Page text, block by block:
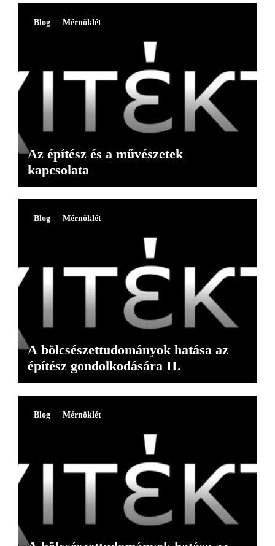
Blog Mérnöklét
Az építész és a művészetek
kapcsolata
Blog Mérnöklét
A bölcsészettudományok hatása az
építész gondolkodására II.
Blog Mérnöklét